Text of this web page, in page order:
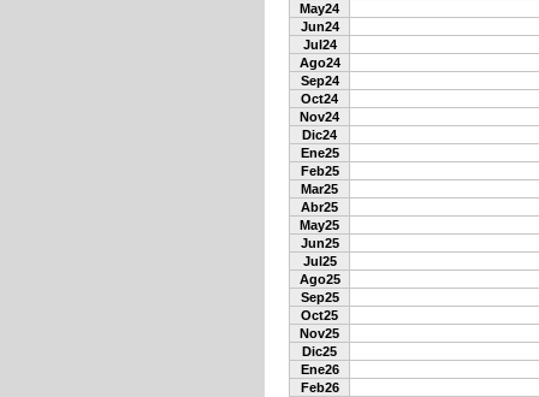
May24
Jun24
Jul24
Ago24
Sep24
Oct24
Nov24
Dic24
Ene25
Feb25
Mar25
Abr25
May25
Jun25
Jul25
Ago25
Sep25
Oct25
Nov25
Dic25
Ene26
Feb26